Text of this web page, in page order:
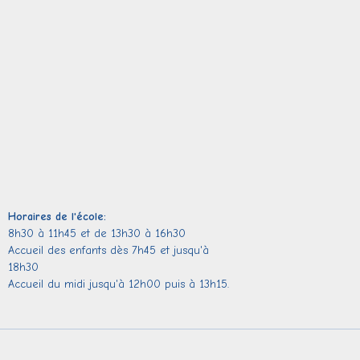
Horaires de l'école:
8h30 à 11h45 et de 13h30 à 16h30
Accueil des enfants dès 7h45 et jusqu'à
18h30
Accueil du midi jusqu'à 12h00 puis à 13h15.